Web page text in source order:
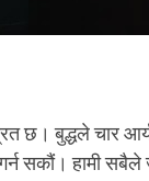
छ। बुद्धले चार
सकौं। हामी